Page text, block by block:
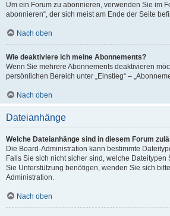
Um ein Forum zu abonnieren, verwenden Sie im
abonnieren“, der sich meist am Ende der Seite
Nach oben
Wie deaktiviere ich meine Abonnements?
Wenn Sie mehrere Abonnements deaktivieren
persönlichen Bereich unter „Einstieg“ –
Nach oben
Dateianhänge
Welche Dateianhänge sind in diesem Forum
Die Board-Administration kann bestimmte
Falls Sie sich nicht sicher sind, welche Dateitypen
Sie Unterstützung benötigen, wenden Sie sich
Administration.
Nach oben